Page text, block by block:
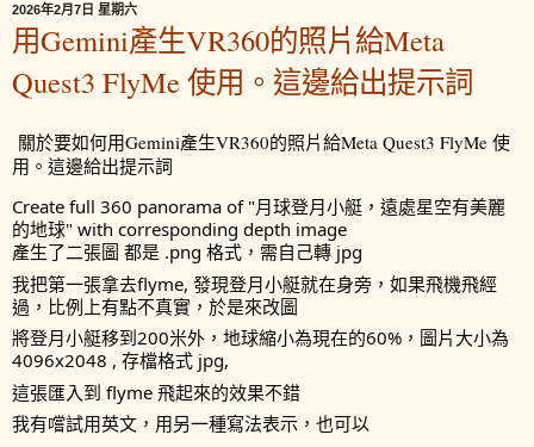
2026年2月7日 星期六
用Gemini產生VR360的照片給Meta
Quest3 FlyMe 使用。這邊給出提示詞
關於要如何用Gemini產生VR360的照片給Meta Quest3 FlyMe 使
用。這邊給出提示詞
Create full 360 panorama of "月球登月小艇，遠處星空有美麗
的地球" with corresponding depth image
產生了二張圖 都是 .png 格式，需自己轉 jpg
我把第一張拿去flyme, 發現登月小艇就在身旁，如果飛機飛經
過，比例上有點不真實，於是來改圖
將登月小艇移到200米外，地球縮小為現在的60%，圖片大小為
4096x2048 , 存檔格式 jpg,
這張匯入到 flyme 飛起來的效果不錯
我有嚐試用英文，用另一種寫法表示，也可以